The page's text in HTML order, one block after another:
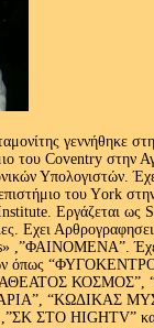
γεννήθηκε
του Coventry στην
Υπολογιστών.
του Υork
Εργάζεται ως
Εχει
,”ΦΑΙΝΟΜΕΝΑ”.
όπως
ΚΟΣΜΟΣ”,
“ΚΩΔΙΚΑΣ
,”ΣΚ ΣΤΟ HIGHTV”